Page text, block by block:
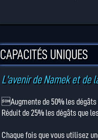
CAPACITÉS UNIQUES
L'avenir de Namek et de
Augmente de 50% les
Réduit de 25% les dégâts que
Chaque fois que vous utilisez